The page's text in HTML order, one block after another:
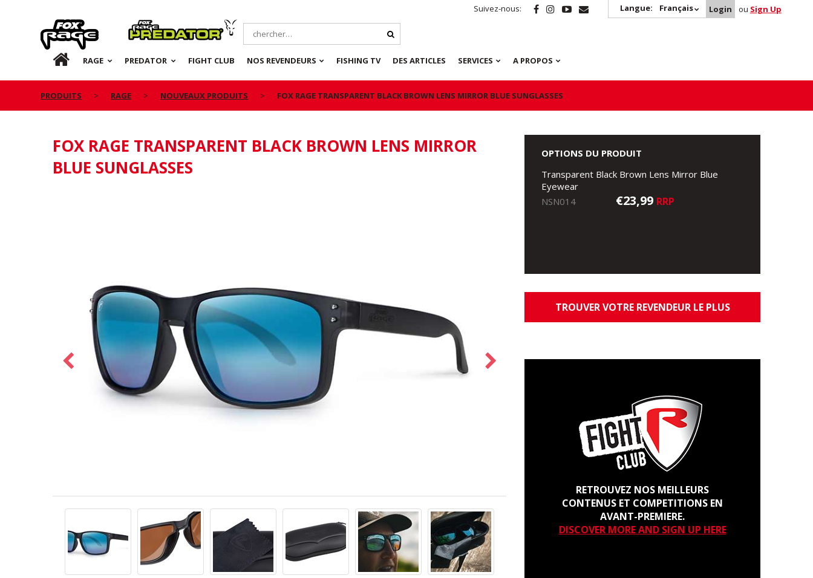
Suivez-nous: Langue: Français Login ou Sign Up
Rage Predator
FR RAGE PREDATOR FIGHT CLUB NOS REVENDEURS FISHING TV DES ARTICLES SERVICES A PROPOS
PRODUITS RAGE NOUVEAUX PRODUITS FOX RAGE TRANSPARENT BLACK BROWN LENS MIRROR BLUE SUNGLASSES
FOX RAGE TRANSPARENT BLACK BROWN LENS MIRROR
BLUE SUNGLASSES
OPTIONS DU PRODUIT
Transparent Black Brown Lens Mirror Blue
Eyewear
NSN014
€23,99 RRP
TROUVER VOTRE REVENDEUR LE PLUS
RETROUVEZ NOS MEILLEURS
CONTENUS ET COMPETITIONS EN
AVANT-PREMIERE.
DISCOVER MORE AND SIGN UP HERE